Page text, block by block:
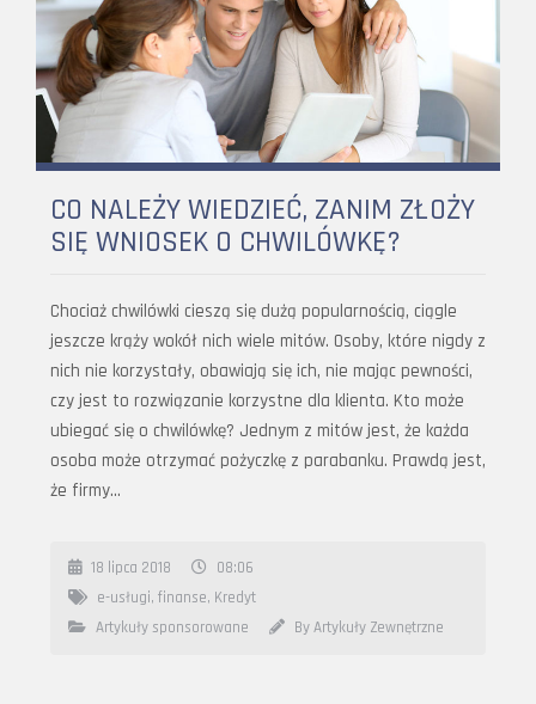
CO NALEŻY WIEDZIEĆ, ZANIM ZŁOŻY
SIĘ WNIOSEK O CHWILÓWKĘ?
Chociaż chwilówki cieszą się dużą popularnością, ciągle
jeszcze krąży wokół nich wiele mitów. Osoby, które nigdy z
nich nie korzystały, obawiają się ich, nie mając pewności,
czy jest to rozwiązanie korzystne dla klienta. Kto może
ubiegać się o chwilówkę? Jednym z mitów jest, że każda
osoba może otrzymać pożyczkę z parabanku. Prawdą jest,
że firmy…
18 lipca 2018
08:06
e-usługi, finanse, Kredyt
Artykuły sponsorowane
By Artykuły Zewnętrzne